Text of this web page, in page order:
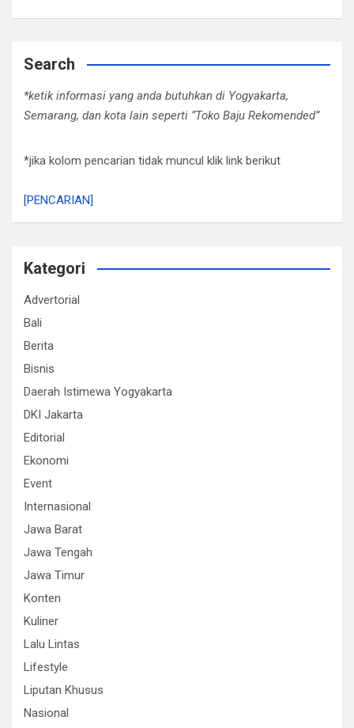
Search
*ketik informasi yang anda butuhkan di Yogyakarta,
Semarang, dan kota lain seperti “Toko Baju Rekomended”
*jika kolom pencarian tidak muncul klik link berikut
[PENCARIAN]
Kategori
Advertorial
Bali
Berita
Bisnis
Daerah Istimewa Yogyakarta
DKI Jakarta
Editorial
Ekonomi
Event
Internasional
Jawa Barat
Jawa Tengah
Jawa Timur
Konten
Kuliner
Lalu Lintas
Lifestyle
Liputan Khusus
Nasional